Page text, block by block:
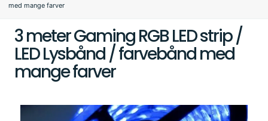
med mange farver
3 meter Gaming RGB LED strip /
LED Lysbånd / farvebånd med
mange farver